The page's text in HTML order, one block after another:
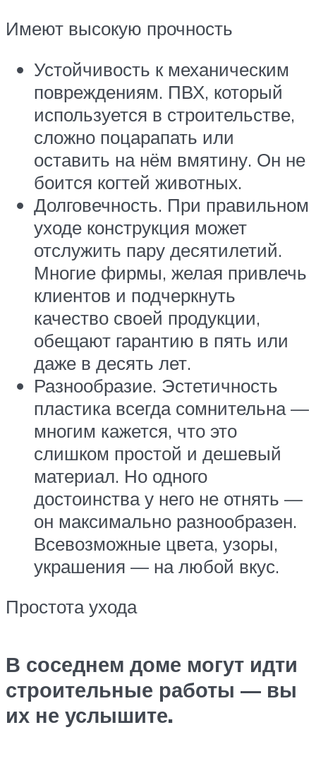
Имеют высокую прочность
Устойчивость к механическим
повреждениям. ПВХ, который
используется в строительстве,
сложно поцарапать или
оставить на нём вмятину. Он не
боится когтей животных.
Долговечность. При правильном
уходе конструкция может
отслужить пару десятилетий.
Многие фирмы, желая привлечь
клиентов и подчеркнуть
качество своей продукции,
обещают гарантию в пять или
даже в десять лет.
Разнообразие. Эстетичность
пластика всегда сомнительна —
многим кажется, что это
слишком простой и дешевый
материал. Но одного
достоинства у него не отнять —
он максимально разнообразен.
Всевозможные цвета, узоры,
украшения — на любой вкус.
Простота ухода
В соседнем доме могут идти
строительные работы — вы
их не услышите.